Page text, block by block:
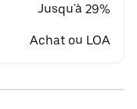
Jusqu'à 29%
Achat ou LOA